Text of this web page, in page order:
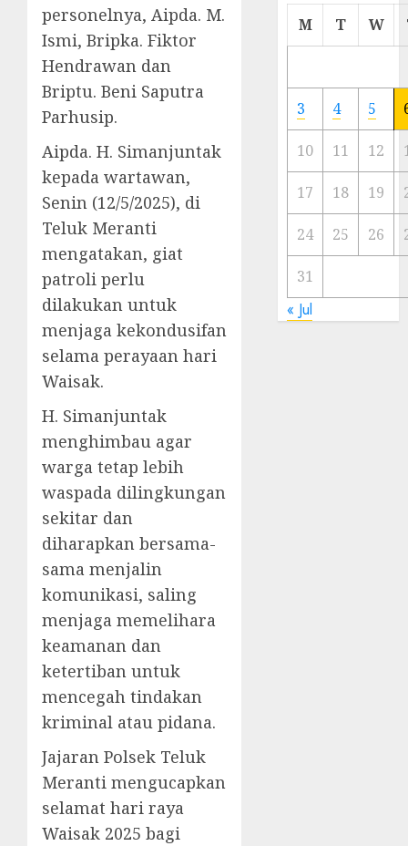
personelnya, Aipda. M.
Ismi, Bripka. Fiktor
Hendrawan dan
Briptu. Beni Saputra
Parhusip.
Aipda. H. Simanjuntak
kepada wartawan,
Senin (12/5/2025), di
Teluk Meranti
mengatakan, giat
patroli perlu
dilakukan untuk
menjaga kekondusifan
selama perayaan hari
Waisak.
H. Simanjuntak
menghimbau agar
warga tetap lebih
waspada dilingkungan
sekitar dan
diharapkan bersama-
sama menjalin
komunikasi, saling
menjaga memelihara
keamanan dan
ketertiban untuk
mencegah tindakan
kriminal atau pidana.
Jajaran Polsek Teluk
Meranti mengucapkan
selamat hari raya
Waisak 2025 bagi
Cermin
Ibu
Kota
23/11/
M T W
3 4 5
10 11 12
17 18 19
24 25 26
31
« Jul